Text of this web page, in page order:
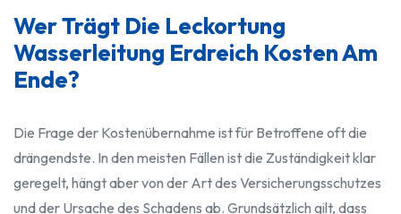
Wer Trägt Die Leckortung
Wasserleitung Erdreich Kosten Am
Ende?
Die Frage der Kostenübernahme ist für Betroffene oft die
drängendste. In den meisten Fällen ist die Zuständigkeit klar
geregelt, hängt aber von der Art des Versicherungsschutzes
und der Ursache des Schadens ab. Grundsätzlich gilt, dass